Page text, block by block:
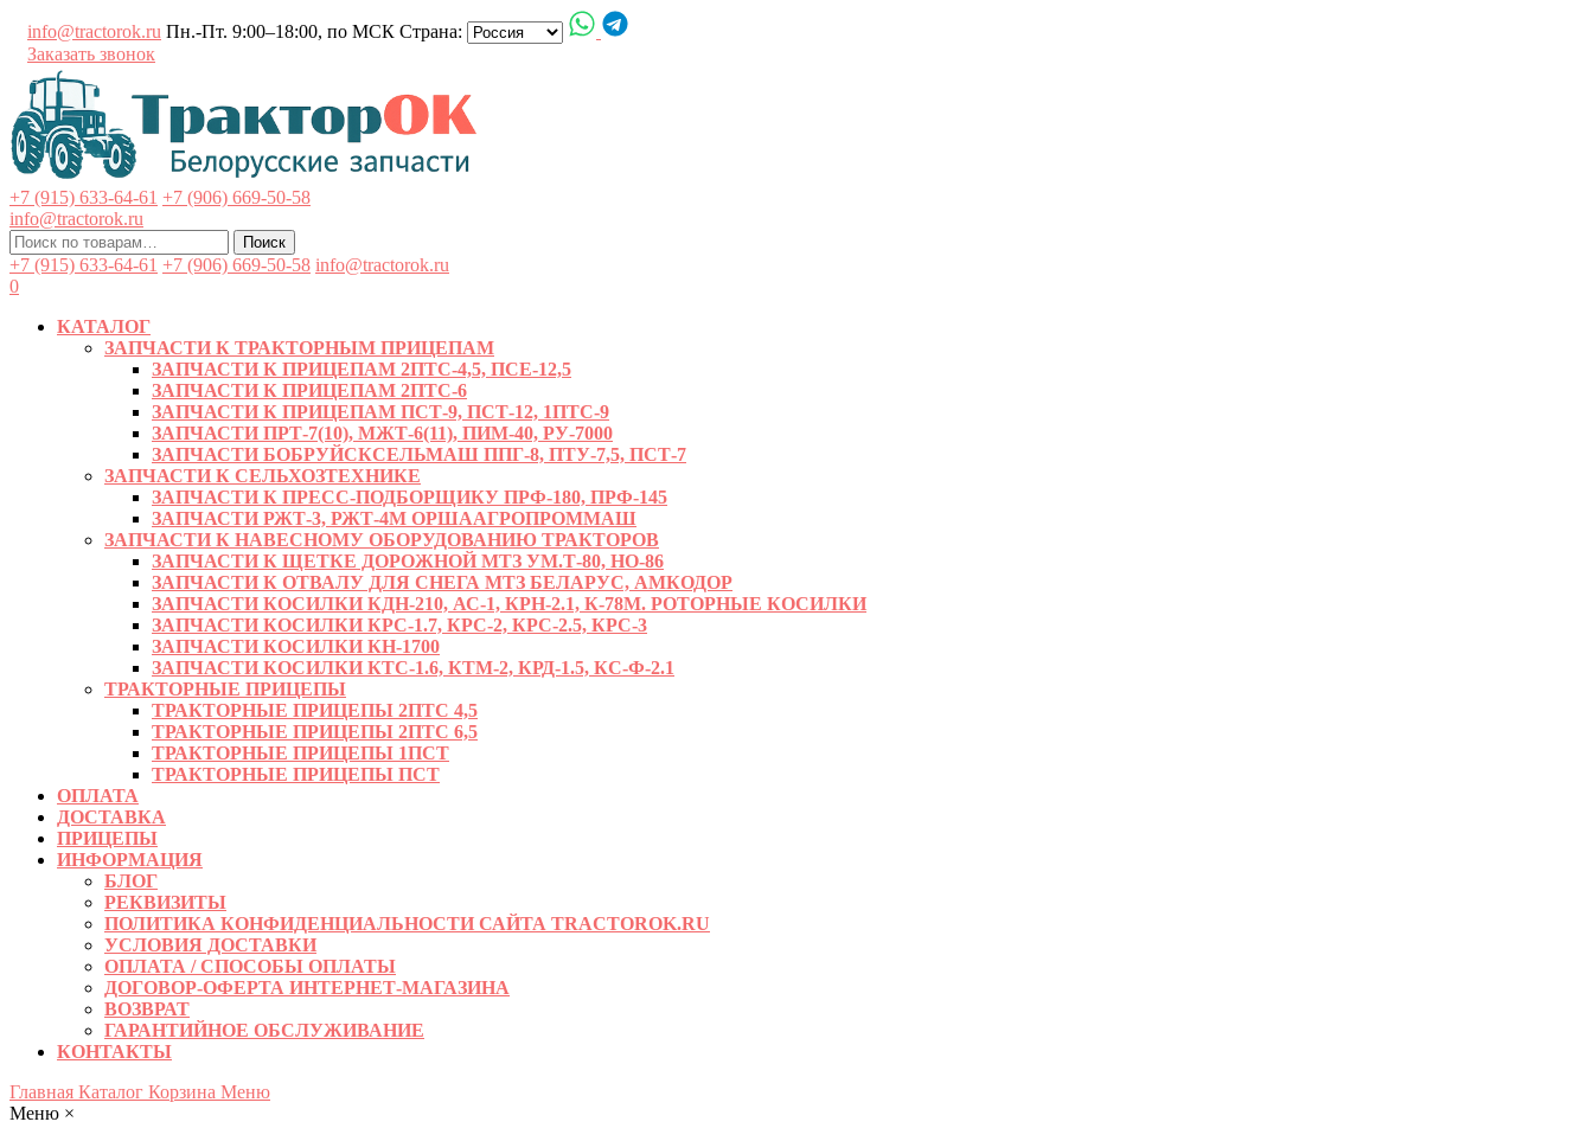
содержимому
info@tractorok.ru Пн.-Пт. 9:00–18:00, по МСК Страна:
Заказать звонок
+7 (915) 633-64-61 +7 (906) 669-50-58
info@tractorok.ru
Искать:
Поиск
+7 (915) 633-64-61 +7 (906) 669-50-58 info@tractorok.ru
0
КАТАЛОГ
ЗАПЧАСТИ К ТРАКТОРНЫМ ПРИЦЕПАМ
ЗАПЧАСТИ К ПРИЦЕПАМ 2ПТС-4,5, ПСЕ-12,5
ЗАПЧАСТИ К ПРИЦЕПАМ 2ПТС-6
ЗАПЧАСТИ К ПРИЦЕПАМ ПСТ-9, ПСТ-12, 1ПТС-9
ЗАПЧАСТИ ПРТ-7(10), МЖТ-6(11), ПИМ-40, РУ-7000
ЗАПЧАСТИ БОБРУЙСКСЕЛЬМАШ ППГ-8, ПТУ-7,5, ПСТ-7
ЗАПЧАСТИ К СЕЛЬХОЗТЕХНИКЕ
ЗАПЧАСТИ К ПРЕСС-ПОДБОРЩИКУ ПРФ-180, ПРФ-145
ЗАПЧАСТИ РЖТ-3, РЖТ-4М ОРШААГРОПРОММАШ
ЗАПЧАСТИ К НАВЕСНОМУ ОБОРУДОВАНИЮ ТРАКТОРОВ
ЗАПЧАСТИ К ЩЕТКЕ ДОРОЖНОЙ МТЗ УМ.Т-80, НО-86
ЗАПЧАСТИ К ОТВАЛУ ДЛЯ СНЕГА МТЗ БЕЛАРУС, АМКОДОР
ЗАПЧАСТИ КОСИЛКИ КДН-210, АС-1, КРН-2.1, К-78М. РОТОРНЫЕ КОСИЛКИ
ЗАПЧАСТИ КОСИЛКИ КРС-1.7, КРС-2, КРС-2.5, КРС-3
ЗАПЧАСТИ КОСИЛКИ КН-1700
ЗАПЧАСТИ КОСИЛКИ КТС-1.6, КТМ-2, КРД-1.5, КС-Ф-2.1
ТРАКТОРНЫЕ ПРИЦЕПЫ
ТРАКТОРНЫЕ ПРИЦЕПЫ 2ПТС 4,5
ТРАКТОРНЫЕ ПРИЦЕПЫ 2ПТС 6,5
ТРАКТОРНЫЕ ПРИЦЕПЫ 1ПСТ
ТРАКТОРНЫЕ ПРИЦЕПЫ ПСТ
ОПЛАТА
ДОСТАВКА
ПРИЦЕПЫ
ИНФОРМАЦИЯ
БЛОГ
РЕКВИЗИТЫ
ПОЛИТИКА КОНФИДЕНЦИАЛЬНОСТИ САЙТА TRACTOROK.RU
УСЛОВИЯ ДОСТАВКИ
ОПЛАТА / СПОСОБЫ ОПЛАТЫ
ДОГОВОР-ОФЕРТА ИНТЕРНЕТ-МАГАЗИНА
ВОЗВРАТ
ГАРАНТИЙНОЕ ОБСЛУЖИВАНИЕ
КОНТАКТЫ
Главная Каталог Корзина Меню
Меню ×